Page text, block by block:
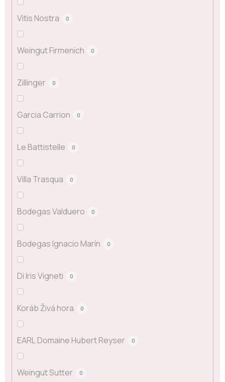
Vitis Nostra 0
Weingut Firmenich 0
Zillinger 0
Garcia Carrion 0
Le Battistelle 0
Villa Trasqua 0
Bodegas Valduero 0
Bodegas Ignacio Marín 0
Di Iris Vigneti 0
Koráb Živá hora 0
EARL Domaine Hubert Reyser 0
Weingut Sutter 0